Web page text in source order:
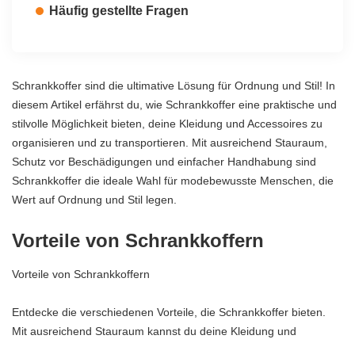
Häufig gestellte Fragen
Schrankkoffer sind die ultimative Lösung für Ordnung und Stil! In
diesem Artikel erfährst du, wie Schrankkoffer eine praktische und
stilvolle Möglichkeit bieten, deine Kleidung und Accessoires zu
organisieren und zu transportieren. Mit ausreichend Stauraum,
Schutz vor Beschädigungen und einfacher Handhabung sind
Schrankkoffer die ideale Wahl für modebewusste Menschen, die
Wert auf Ordnung und Stil legen.
Vorteile von Schrankkoffern
Vorteile von Schrankkoffern
Entdecke die verschiedenen Vorteile, die Schrankkoffer bieten.
Mit ausreichend Stauraum kannst du deine Kleidung und